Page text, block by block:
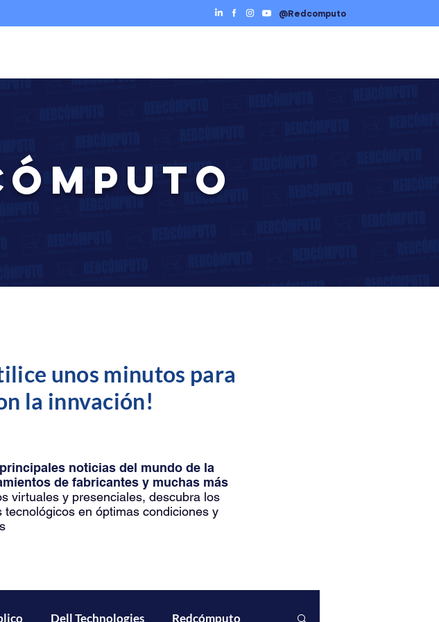
@Redcomputo
unos minutos para
la innvación!
noticias del mundo de la
de fabricantes y muchas más
virtuales y presenciales, descubra los
en óptimas condiciones y
Dell Technologies Redcómputo